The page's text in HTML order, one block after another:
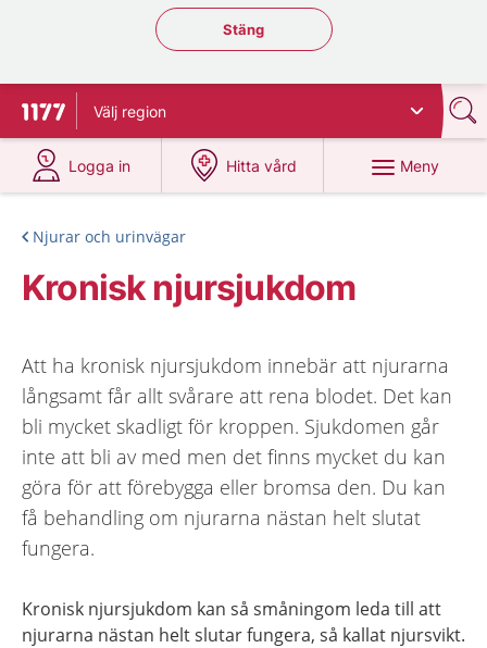
Stäng regionsväljaren
Stäng
Till startsidan för 1177
Välj region
Logga in
på 1177.se
Hitta vård
på 1177.se
Meny
Njurar och urinvägar
Kronisk njursjukdom
Att ha kronisk njursjukdom innebär att njurarna
långsamt får allt svårare att rena blodet. Det kan
bli mycket skadligt för kroppen. Sjukdomen går
inte att bli av med men det finns mycket du kan
göra för att förebygga eller bromsa den. Du kan
få behandling om njurarna nästan helt slutat
fungera.
Kronisk njursjukdom kan så småningom leda till att
njurarna nästan helt slutar fungera, så kallat njursvikt.